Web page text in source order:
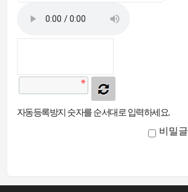
자동등록방지 숫자를 순서대로 입력하세요.
비밀글